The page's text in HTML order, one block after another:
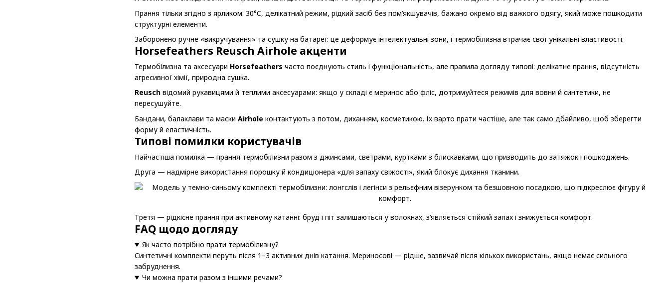
Прання тільки згідно з ярликом: 30°C, делікатний режим, рідкий засіб без пом’якшувачів, бажано окремо від важкого одягу, який може пошкодити
структурні елементи.
Заборонено ручне «викручування» та сушку на батареї: це деформує інтелектуальні зони, і термобілизна втрачає свої унікальні властивості.
Horsefeathers Reusch Airhole акценти
Термобілизна та аксесуари Horsefeathers часто поєднують стиль і функціональність, але правила догляду типові: делікатне прання, відсутність
агресивної хімії, природна сушка.
Reusch відомий рукавицями й теплими аксесуарами: якщо у складі є меринос або фліс, дотримуйтеся режимів для вовни й синтетики, не
пересушуйте.
Бандани, балаклави та маски Airhole контактують з потом, диханням, косметикою. Їх варто прати частіше, але так само дбайливо, щоб зберегти
форму й еластичність.
Типові помилки користувачів
Найчастіша помилка — прання термобілизни разом з джинсами, светрами, куртками з блискавками, що призводить до затяжок і пошкоджень.
Друга — надмірне використання порошку й кондиціонера «для запаху свіжості», який блокує дихання тканини.
Третя — рідкісне прання при активному катанні: бруд і піт залишаються у волокнах, з’являється стійкий запах і знижується комфорт.
FAQ щодо догляду
Як часто потрібно прати термобілизну?
Синтетичні комплекти перуть після 1–3 активних днів катання. Мериносові — рідше, зазвичай після кількох використань, якщо немає сильного
забруднення.
Чи можна прати разом з іншими речами?